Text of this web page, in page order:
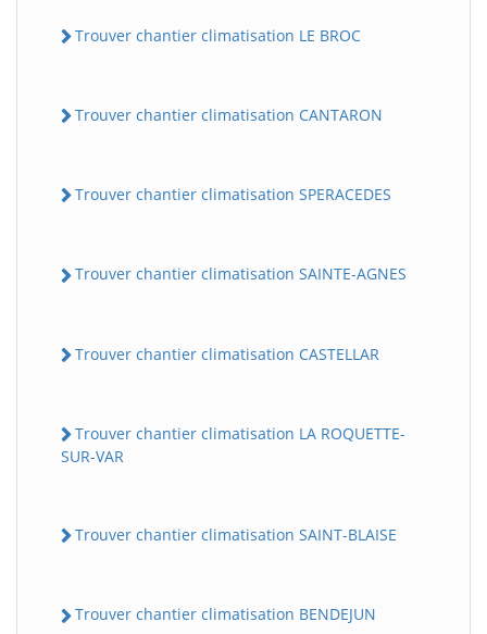
Trouver chantier climatisation LE BROC
Trouver chantier climatisation CANTARON
Trouver chantier climatisation SPERACEDES
Trouver chantier climatisation SAINTE-AGNES
Trouver chantier climatisation CASTELLAR
Trouver chantier climatisation LA ROQUETTE-
SUR-VAR
Trouver chantier climatisation SAINT-BLAISE
Trouver chantier climatisation BENDEJUN